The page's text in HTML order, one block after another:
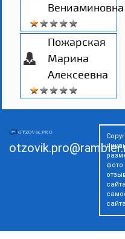
Вениаминовна
Пожарская
Марина
Алексеевна
фото